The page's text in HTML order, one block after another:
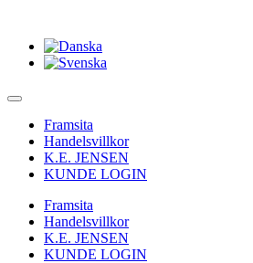
Framsita
Handelsvillkor
K.E. JENSEN
KUNDE LOGIN
Framsita
Handelsvillkor
K.E. JENSEN
KUNDE LOGIN